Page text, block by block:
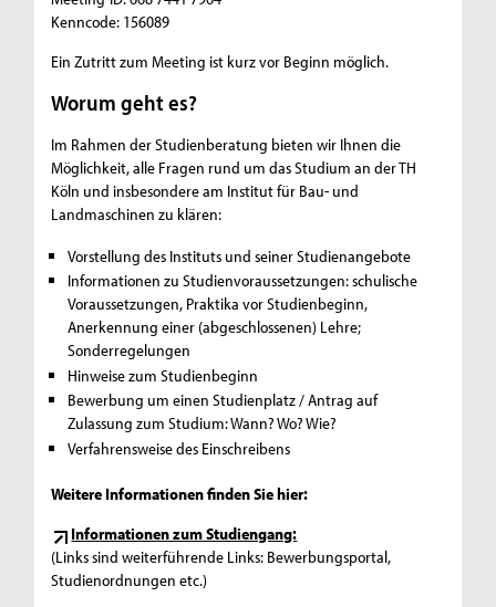
Kenncode: 156089
Ein Zutritt zum Meeting ist kurz vor Beginn möglich.
Worum geht es?
Im Rahmen der Studienberatung bieten wir Ihnen die
Möglichkeit, alle Fragen rund um das Studium an der TH
Köln und insbesondere am Institut für Bau- und
Landmaschinen zu klären:
Vorstellung des Instituts und seiner Studienangebote
Informationen zu Studienvoraussetzungen: schulische
Voraussetzungen, Praktika vor Studienbeginn,
Anerkennung einer (abgeschlossenen) Lehre;
Sonderregelungen
Hinweise zum Studienbeginn
Bewerbung um einen Studienplatz / Antrag auf
Zulassung zum Studium: Wann? Wo? Wie?
Verfahrensweise des Einschreibens
Weitere Informationen finden Sie hier:
Informationen zum Studiengang:
(Links sind weiterführende Links: Bewerbungsportal,
Studienordnungen etc.)